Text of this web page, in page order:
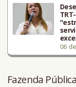
06
Fazenda